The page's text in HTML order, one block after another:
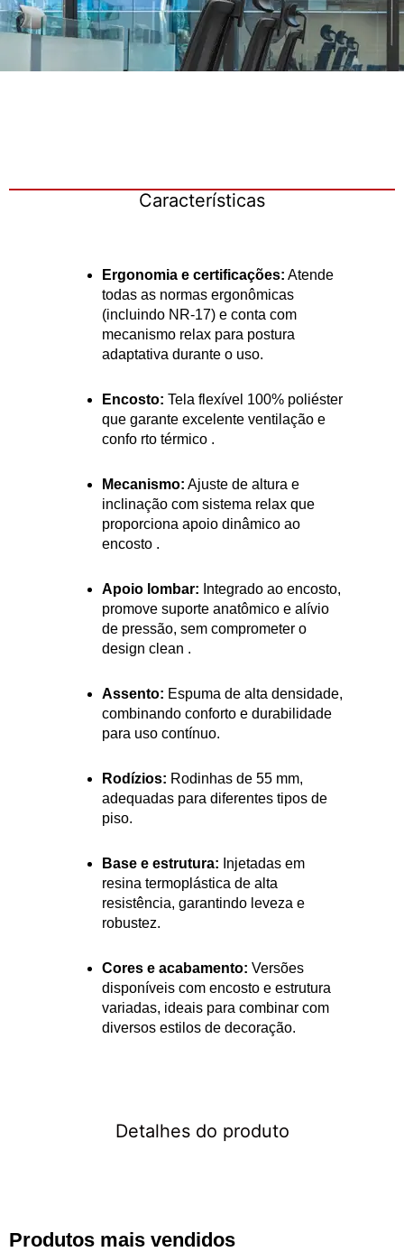
Características
Detalhes do produto
Ergonomia e certificações: Atende
todas as normas ergonômicas
(incluindo NR-17) e conta com
mecanismo relax para postura
adaptativa durante o uso.
Encosto: Tela flexível 100% poliéster
que garante excelente ventilação e
confo rto térmico .
Mecanismo: Ajuste de altura e
inclinação com sistema relax que
proporciona apoio dinâmico ao
encosto .
Apoio lombar: Integrado ao encosto,
promove suporte anatômico e alívio
de pressão, sem comprometer o
design clean .
Assento: Espuma de alta densidade,
combinando conforto e durabilidade
para uso contínuo.
Rodízios: Rodinhas de 55 mm,
adequadas para diferentes tipos de
piso.
Base e estrutura: Injetadas em
resina termoplástica de alta
resistência, garantindo leveza e
robustez.
Cores e acabamento: Versões
disponíveis com encosto e estrutura
variadas, ideais para combinar com
diversos estilos de decoração.
Produtos mais vendidos